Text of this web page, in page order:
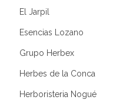
El Jarpil
Esencias Lozano
Grupo Herbex
Herbes de la Conca
Herboristeria Nogué